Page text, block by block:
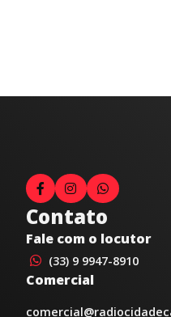
Contato
Fale com o locutor
(33) 9 9947-8910
Comercial